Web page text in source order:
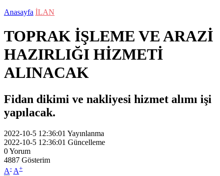
Anasayfa İLAN
TOPRAK İŞLEME VE ARAZİ
HAZIRLIĞI HİZMETİ
ALINACAK
Fidan dikimi ve nakliyesi hizmet alımı işi
yapılacak.
2022-10-5 12:36:01 Yayınlanma
2022-10-5 12:36:01 Güncelleme
0Yorum
4887 Gösterim
A- A+